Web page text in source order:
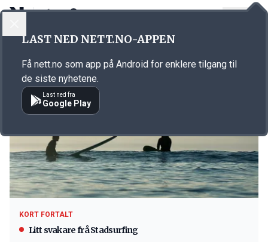
Emne: Stadsurfing
KORT FORTALT
Litt svakare frå Stadsurfing
LAST NED NETT.NO-APPEN
Få nett.no som app på Android for enklere tilgang til
de siste nyhetene.
Last ned fra
Google Play